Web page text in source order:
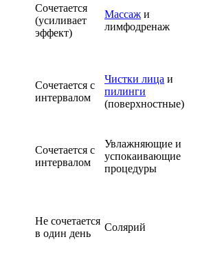
Сочетается
(усиливает
эффект)
Массаж и
лимфодренаж
Сочетается с
интервалом
Чистки лица и
пилинги
(поверхностные)
Сочетается с
интервалом
Увлажняющие и
успокаивающие
процедуры
Не сочетается
в один день
Солярий